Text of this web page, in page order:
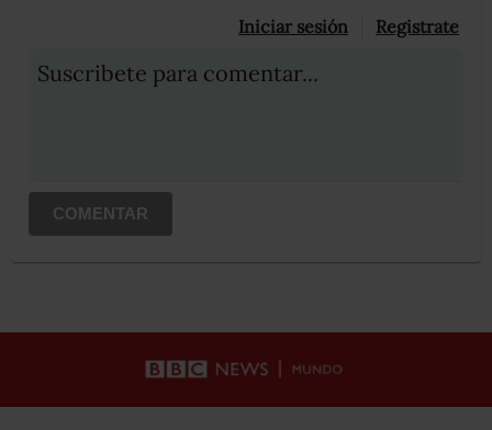
Iniciar sesión Registrate
Suscribete para comentar...
COMENTAR